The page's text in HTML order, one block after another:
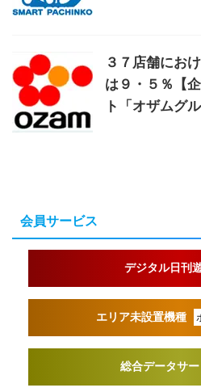
３７店舗にお
は９・５％【
ト「オザムグ
会員サービス
デジタル日刊
エリア未設置機種
総合データサ